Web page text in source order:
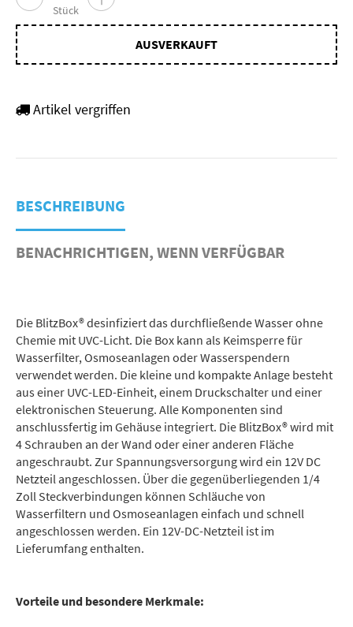
Stück
AUSVERKAUFT
Artikel vergriffen
BESCHREIBUNG
BENACHRICHTIGEN, WENN VERFÜGBAR
Die BlitzBox® desinfiziert das durchfließende Wasser ohne
Chemie mit UVC-Licht. Die Box kann als Keimsperre für
Wasserfilter, Osmoseanlagen oder Wasserspendern
verwendet werden. Die kleine und kompakte Anlage besteht
aus einer UVC-LED-Einheit, einem Druckschalter und einer
elektronischen Steuerung. Alle Komponenten sind
anschlussfertig im Gehäuse integriert. Die BlitzBox® wird mit
4 Schrauben an der Wand oder einer anderen Fläche
angeschraubt. Zur Spannungsversorgung wird ein 12V DC
Netzteil angeschlossen. Über die gegenüberliegenden 1/4
Zoll Steckverbindungen können Schläuche von
Wasserfiltern und Osmoseanlagen einfach und schnell
angeschlossen werden. Ein 12V-DC-Netzteil ist im
Lieferumfang enthalten.
Vorteile und besondere Merkmale: